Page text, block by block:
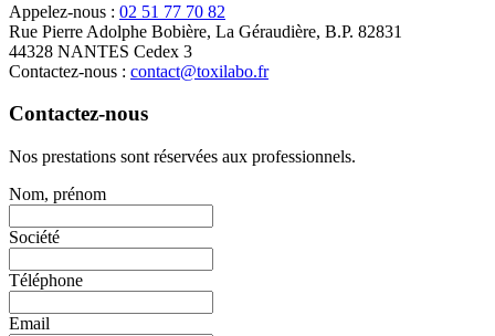
Appelez-nous : 02 51 77 70 82
Rue Pierre Adolphe Bobière, La Géraudière, B.P. 82831
44328 NANTES Cedex 3
Contactez-nous : contact@toxilabo.fr
Contactez-nous
Nos prestations sont réservées aux professionnels.
Nom, prénom
Société
Téléphone
Email